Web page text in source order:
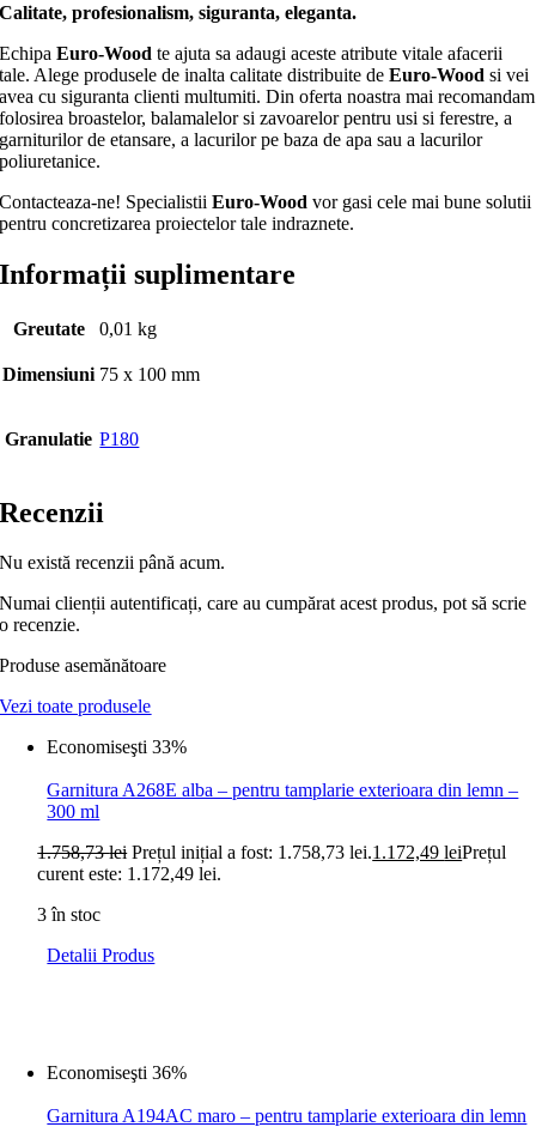
Calitate, profesionalism, siguranta, eleganta.
EchipaEuro-Wood te ajuta sa adaugi aceste atribute vitale afacerii
tale. Alege produsele de inalta calitate distribuite deEuro-Wood si vei
avea cu siguranta clienti multumiti. Din oferta noastra mai recomandam
folosirea broastelor, balamalelor si zavoarelor pentru usi si ferestre, a
garniturilor de etansare, a lacurilor pe baza de apa sau a lacurilor
poliuretanice.
Contacteaza-ne! SpecialistiiEuro-Wood vor gasi cele mai bune solutii
pentru concretizarea proiectelor tale indraznete.
Informații suplimentare
Greutate 0,01 kg
Dimensiuni 75 x 100 mm
Granulatie P180
Recenzii
Nu există recenzii până acum.
Numai clienții autentificați, care au cumpărat acest produs, pot să scrie
o recenzie.
Produse asemănătoare
Vezi toate produsele
Economiseşti 33%
Garnitura A268E alba – pentru tamplarie exterioara din lemn –
300 ml
1.758,73lei Prețul inițial a fost: 1.758,73 lei.1.172,49leiPrețul
curent este: 1.172,49 lei.
3 în stoc
Detalii Produs
Economiseşti 36%
Garnitura A194AC maro – pentru tamplarie exterioara din lemn